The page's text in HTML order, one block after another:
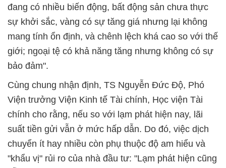
đang có nhiều biến động, bất động sản chưa thực
sự khởi sắc, vàng có sự tăng giá nhưng lại không
mang tính ổn định, và chênh lệch khá cao so với thế
giới; ngoại tệ có khả năng tăng nhưng không có sự
bảo đảm".
Cùng chung nhận định, TS Nguyễn Đức Độ, Phó
Viện trưởng Viện Kinh tế Tài chính, Học viện Tài
chính cho rằng, nếu so với lạm phát hiện nay, lãi
suất tiền gửi vẫn ở mức hấp dẫn. Do đó, việc dịch
chuyển ít hay nhiều còn phụ thuộc độ am hiểu và
"khẩu vị" rủi ro của nhà đầu tư: "Lạm phát hiện cũng